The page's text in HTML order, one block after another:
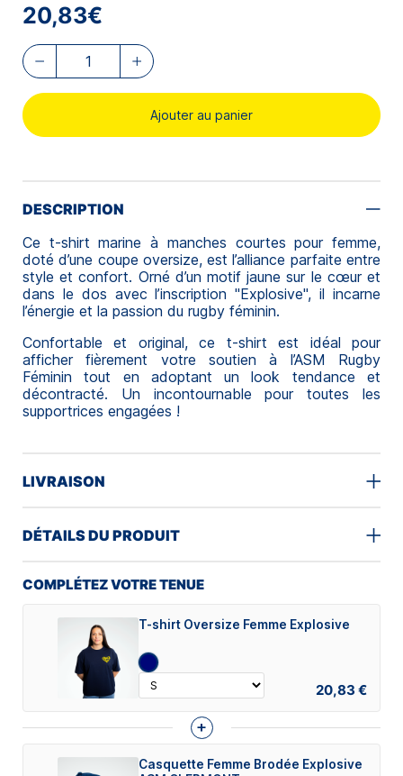
20,83€
Ajouter au panier
DESCRIPTION
Ce t-shirt marine à manches courtes pour femme,
doté d’une coupe oversize, est l’alliance parfaite entre
style et confort. Orné d’un motif jaune sur le cœur et
dans le dos avec l’inscription "Explosive", il incarne
l’énergie et la passion du rugby féminin.
Confortable et original, ce t-shirt est idéal pour
afficher fièrement votre soutien à l’ASM Rugby
Féminin tout en adoptant un look tendance et
décontracté. Un incontournable pour toutes les
supportrices engagées !
LIVRAISON
DÉTAILS DU PRODUIT
COMPLÉTEZ VOTRE TENUE
T-shirt Oversize Femme Explosive
20,83 €
+
Casquette Femme Brodée Explosive